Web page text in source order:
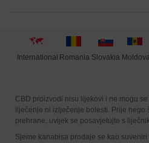
International Romania Slovakia
CBD proizvodi nisu lijekovi i ne mogu
liječenje ni izlječenje bolesti. Prije nego
prehrane, uvijek se posavjetujte s
Sjeme kanabisa prodaje se kao